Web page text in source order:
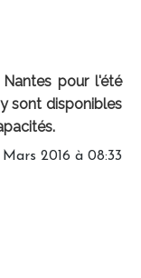
pour l'été
sont disponibles
Mars 2016 à 08:33